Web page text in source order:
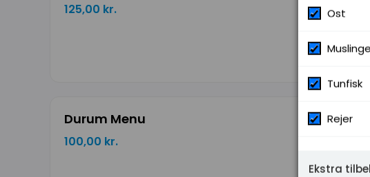
125,00 kr.
Durum Menu
100,00 kr.
Ost
Tunfisk
Rejer
Ekstra